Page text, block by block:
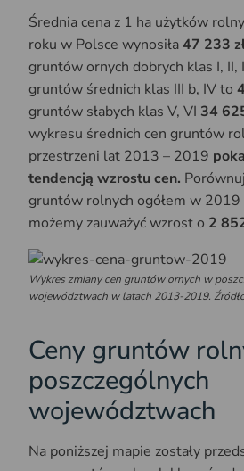
Średnia cena z 1 ha użytków
roku w Polsce wynosiła47 233
gruntów ornych dobrych klas I, II,
gruntów średnich klas III b, IV to
gruntów słabych klas V, VI 34
wykresu średnich cen gruntów
przestrzeni lat 2013 – 2019
tendencją wzrostu cen.
gruntów rolnych ogółem w
możemy zauważyć wzrost o 2
Wykres zmiany cen gruntów ornych w
województwach w latach 2013-2019.
Ceny gruntów
poszczególnych
województwach
Na poniższej mapie zostały